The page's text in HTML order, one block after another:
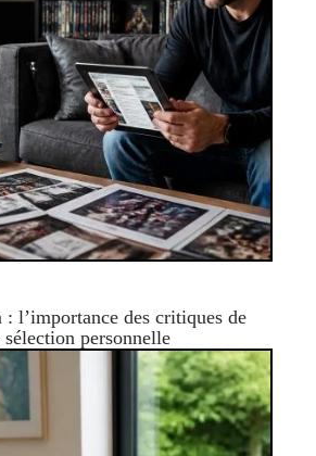
l’importance des critiques de
personnelle